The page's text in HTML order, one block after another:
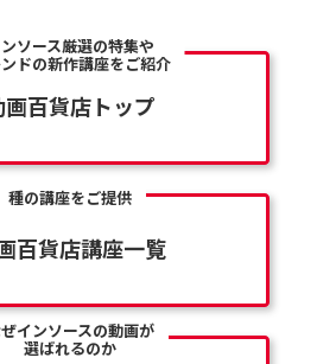
ソース厳選の特集や
ンドの新作講座をご紹介
画百貨店トップ
種の講座をご提供
百貨店講座一覧
インソースの動画が
選ばれるのか